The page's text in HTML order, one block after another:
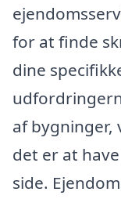
for at finde
dine
af bygninger,
det er at
side.